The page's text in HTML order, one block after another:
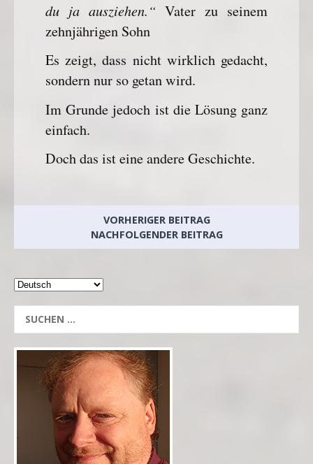
du ja ausziehen.“Vater zu seinem
zehnjährigen Sohn
Es zeigt, dass nicht wirklich gedacht,
sondern nur so getan wird.
Im Grunde jedoch ist die Lösung ganz
einfach.
Doch das ist eine andere Geschichte.
VORHERIGER BEITRAG
NACHFOLGENDER BEITRAG